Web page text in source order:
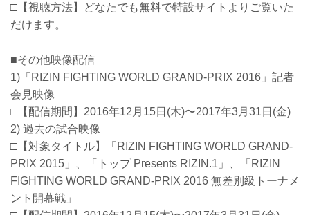
□【視聴方法】どなたでも無料で特設サイトよりご覧いた
だけます。
■その他映像配信
1)「RIZIN FIGHTING WORLD GRAND-PRIX 2016」記者
会見映像
□【配信期間】2016年12月15日(木)〜2017年3月31日(金)
2) 過去の試合映像
□【対象タイトル】「RIZIN FIGHTING WORLD GRAND-
PRIX 2015」、「トップ Presents RIZIN.1」、「RIZIN
FIGHTING WORLD GRAND-PRIX 2016 無差別級トーナメ
ント開幕戦」